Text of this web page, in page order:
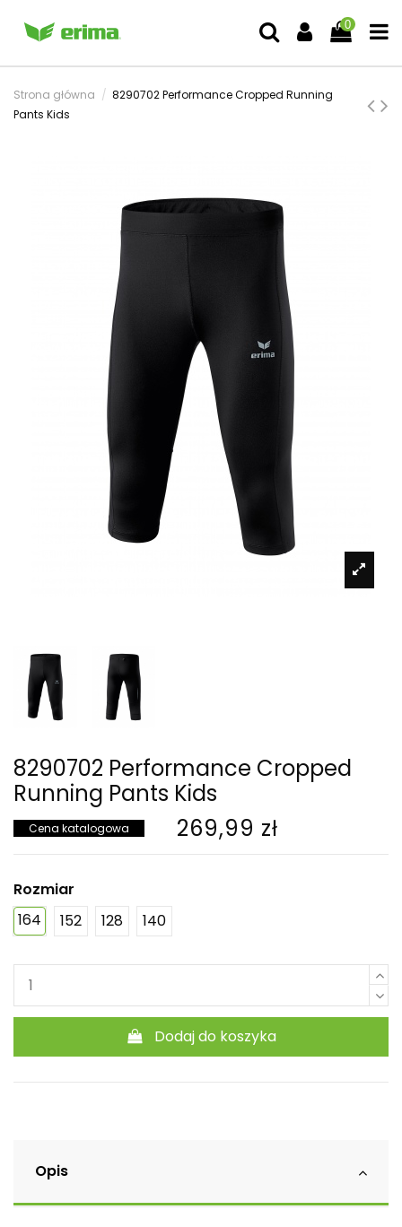
0
Strona główna
8290702 Performance Cropped Running
Pants Kids
8290702 Performance Cropped
Running Pants Kids
Cena katalogowa 269,99 zł
Rozmiar
164
152 128 140
Dodaj do koszyka
Opis